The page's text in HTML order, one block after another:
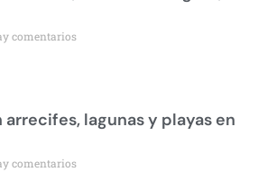
comentarios
arrecifes, lagunas y playas en
comentarios